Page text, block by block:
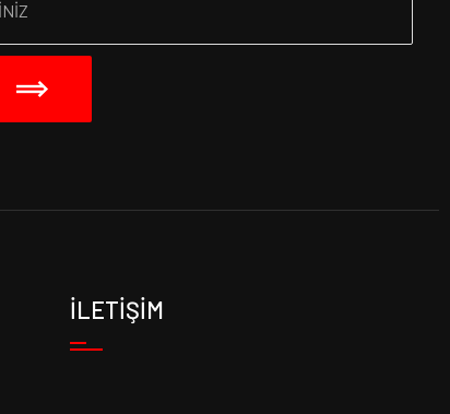
İLETİŞİM